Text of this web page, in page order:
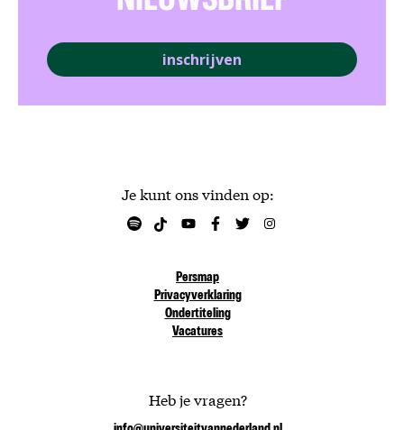
Je kunt ons vinden op:
Persmap
Privacyverklaring
Ondertiteling
Vacatures
Heb je vragen?
inschrijven